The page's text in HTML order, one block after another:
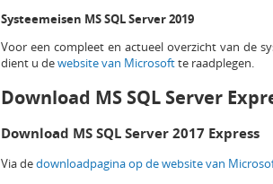
Systeemeisen MS SQL Server 2019
Voor een compleet en actueel overzicht van de
dient u dewebsite van Microsoftte raadplegen.
Download MS SQL Server
Download MS SQL Server 2017 Express
Via dedownloadpagina op de website van